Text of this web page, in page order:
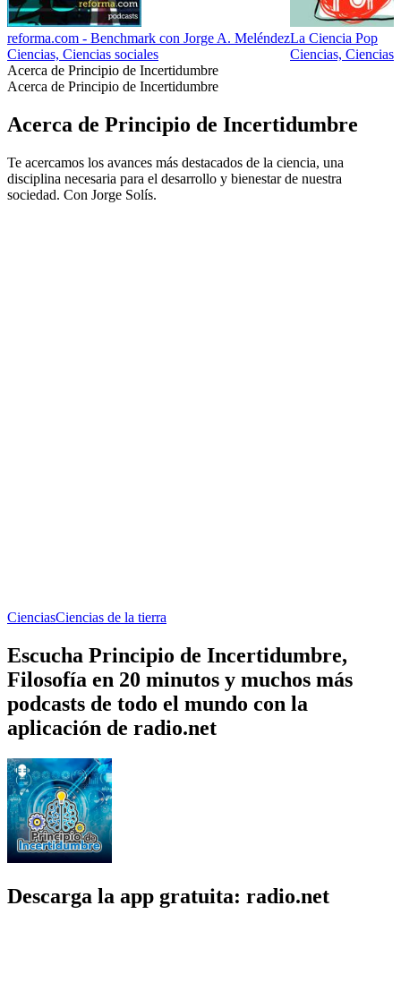
reforma.com - Benchmark con Jorge A. Meléndez
Ciencias, Ciencias sociales
La Ciencia Pop
Ciencias, Ciencias
Acerca de Principio de Incertidumbre
Acerca de Principio de Incertidumbre
Acerca de Principio de Incertidumbre
Te acercamos los avances más destacados de la ciencia, una
disciplina necesaria para el desarrollo y bienestar de nuestra
sociedad. Con Jorge Solís.
CienciasCiencias de la tierra
Escucha Principio de Incertidumbre,
Filosofía en 20 minutos y muchos más
podcasts de todo el mundo con la
aplicación de radio.net
Descarga la app gratuita: radio.net